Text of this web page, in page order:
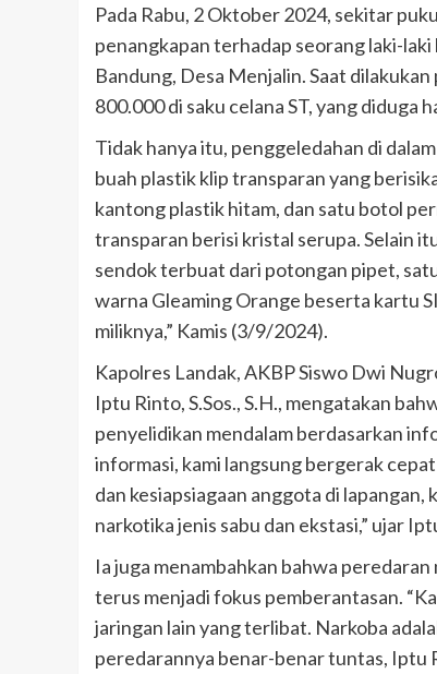
Pada Rabu, 2 Oktober 2024, sekitar
penangkapan terhadap seorang laki-
Bandung, Desa Menjalin. Saat
800.000 di saku celana ST, yang diduga
Tidak hanya itu, penggeledahan di
buah plastik klip transparan yang
kantong plastik hitam, dan satu botol
transparan berisi kristal serupa. Selain
sendok terbuat dari potongan pipet,
warna Gleaming Orange beserta kartu
miliknya,” Kamis (3/9/2024).
Kapolres Landak, AKBP Siswo Dwi
Iptu Rinto, S.Sos., S.H., mengatakan
penyelidikan mendalam berdasarkan
informasi, kami langsung bergerak
dan kesiapsiagaan anggota di
narkotika jenis sabu dan ekstasi,” ujar
Ia juga menambahkan bahwa
terus menjadi fokus pemberantasan.
jaringan lain yang terlibat. Narkoba
peredarannya benar-benar tuntas, Iptu